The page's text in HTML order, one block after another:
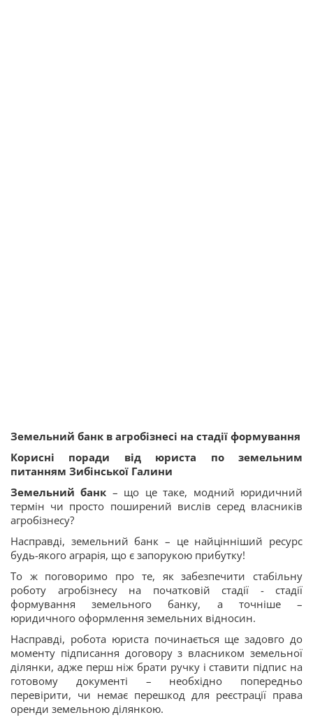
Земельний банк в агробізнесі на стадії формування
Корисні поради від юриста по земельним
питанням Зибінської Галини
Земельний банк – що це таке, модний юридичний
термін чи просто поширений вислів серед власників
агробізнесу?
Насправді, земельний банк – це найцінніший ресурс
будь-якого аграрія, що є запорукою прибутку!
То ж поговоримо про те, як забезпечити стабільну
роботу агробізнесу на початковій стадії - стадії
формування земельного банку, а точніше –
юридичного оформлення земельних відносин.
Насправді, робота юриста починається ще задовго до
моменту підписання договору з власником земельної
ділянки, адже перш ніж брати ручку і ставити підпис на
готовому документі – необхідно попередньо
перевірити, чи немає перешкод для реєстрації права
оренди земельною ділянкою.